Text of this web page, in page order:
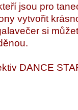
jsou pro
vytvořit
si
DANCE